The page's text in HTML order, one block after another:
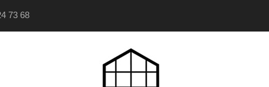
73 68